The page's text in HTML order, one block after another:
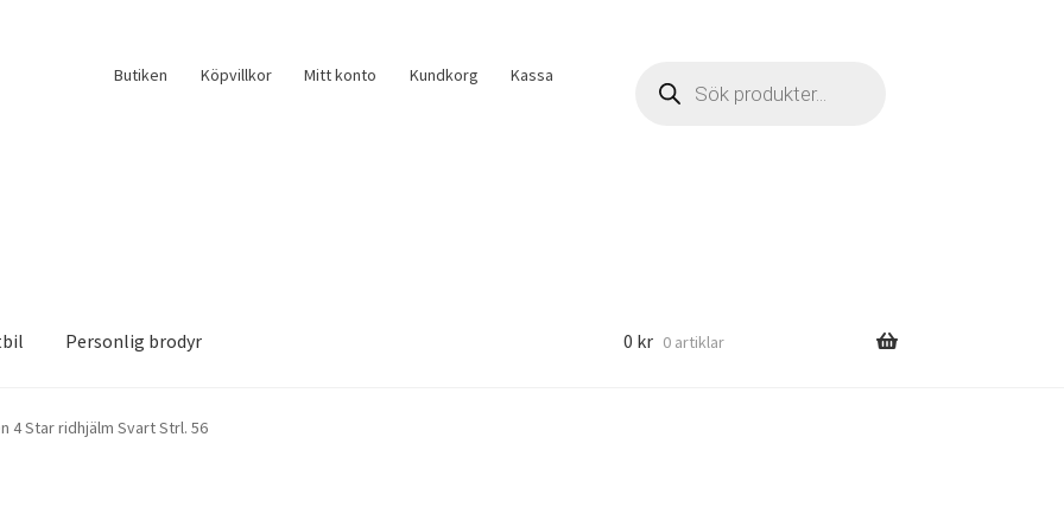
Butiken Köpvillkor Mitt konto Kundkorg Kassa search
Personlig brodyr 0 kr 0 artiklar
4 Star ridhjälm Svart Strl. 56